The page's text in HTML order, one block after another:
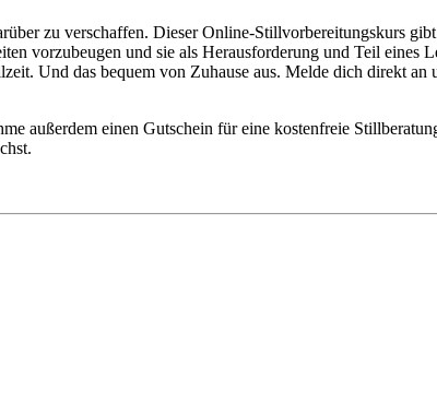
zu verschaffen. Dieser Online-Stillvorbereitungskurs
vorzubeugen und sie als Herausforderung und Teil eines
Und das bequem von Zuhause aus. Melde dich direkt an
außerdem einen Gutschein für eine kostenfreie